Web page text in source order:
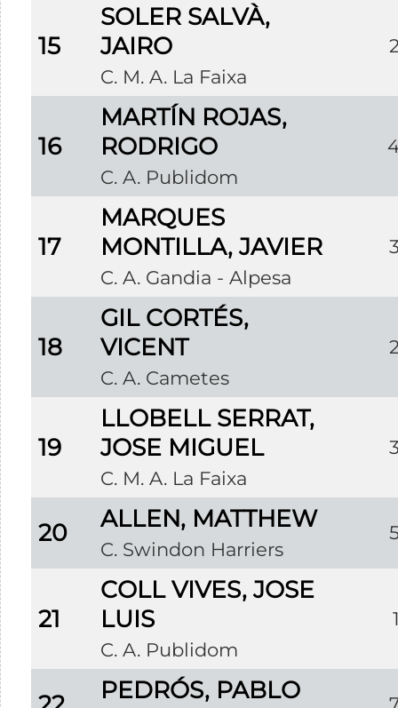
15
SOLER SALVÀ,
JAIRO
C. M. A. La Faixa
16
MARTÍN ROJAS,
RODRIGO
C. A. Publidom
17
MARQUES
MONTILLA, JAVIER
C. A. Gandia - Alpesa
18
GIL CORTÉS,
VICENT
C. A. Cametes
19
LLOBELL SERRAT,
JOSE MIGUEL
C. M. A. La Faixa
20 ALLEN, MATTHEW
C. Swindon Harriers
21
COLL VIVES, JOSE
LUIS
C. A. Publidom
PEDRÓS, PABLO